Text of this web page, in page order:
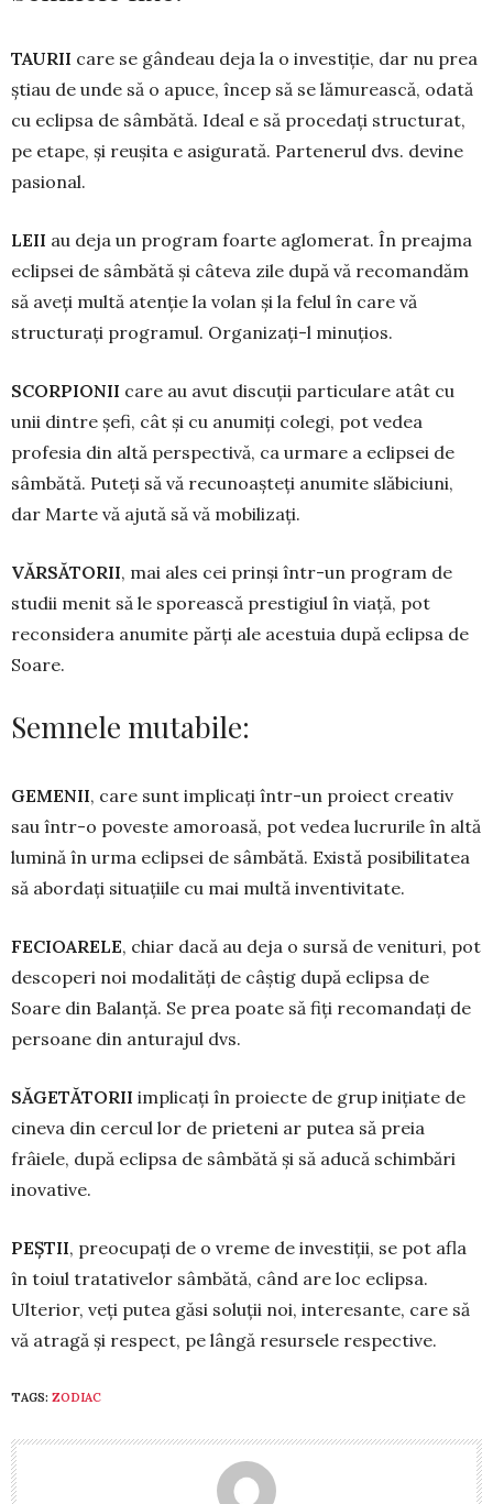
TAURII care se gândeau deja la o in­vestiție, dar nu prea
știau de unde să o apuce, încep să se lămurească, odată
cu eclipsa de sâmbătă. Ideal e să procedați structurat,
pe etape, și reușita e asigurată. Partenerul dvs. devine
pasional.
LEII au deja un program foarte aglo­merat. În preajma
eclipsei de sâmbătă și câteva zile după vă recomandăm
să aveți multă atenție la volan și la felul în care vă
structurați programul. Organizați-l minu­țios.
SCORPIONII care au avut discuții par­­ticulare atât cu
unii dintre șefi, cât și cu anumiți colegi, pot vedea
profesia din altă perspectivă, ca ur­ma­re a eclipsei de
sâmbătă. Puteți să vă re­cunoașteți anu­mite slăbiciuni,
dar Marte vă ajută să vă mobilizați.
VĂRSĂTORII, mai ales cei prinși într-un program de
studii menit să le spo­rească prestigiul în viață, pot
reconsidera anumite părți ale acestuia după eclipsa de
Soare.
Semnele mutabile:
GEMENII, care sunt implicați într-un pro­iect creativ
sau într-o poveste amo­roasă, pot vedea lucrurile în altă
lumină în urma eclipsei de sâmbătă. Există posibilitatea
să abordați situațiile cu mai multă inventivitate.
FECIOARELE, chiar dacă au deja o sur­să de venituri, pot
descoperi noi modalități de câștig după eclipsa de
Soare din Ba­lanță. Se prea poate să fiți recomandați de
persoane din anturajul dvs.
SĂGETĂTORII implicați în proiecte de grup inițiate de
cineva din cercul lor de prieteni ar putea să preia
frâiele, după eclipsa de sâmbătă și să aducă schimbări
inovative.
PEȘTII, preocupați de o vreme de in­vestiții, se pot afla
în toiul tratativelor sâmbătă, când are loc eclipsa.
Ulterior, veți putea găsi soluții noi, interesante, care să
vă atra­gă și respect, pe lângă resursele respective.
TAGS: ZODIAC